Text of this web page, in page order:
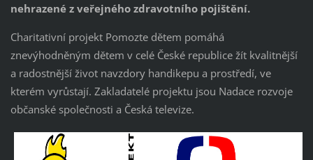
nehrazené z veřejného zdravotního pojištění.
Charitativní projekt Pomozte dětem pomáhá
znevýhodněným dětem v celé České republice žít kvalitnější
a radostnější život navzdory handikepu a prostředí, ve
kterém vyrůstají. Zakladatelé projektu jsou Nadace rozvoje
občanské společnosti a Česká televize.